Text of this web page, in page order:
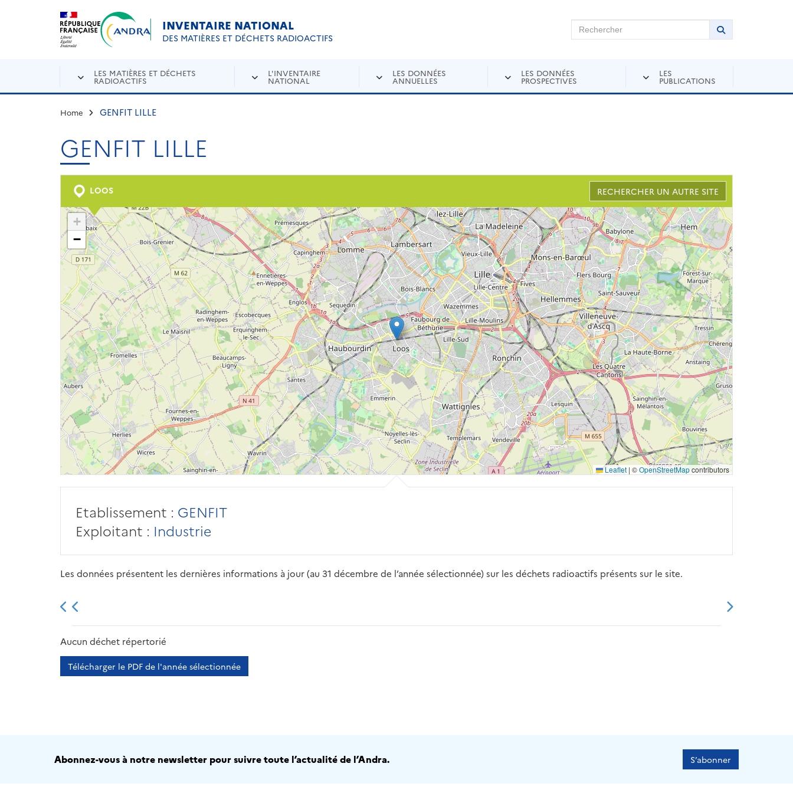
Aller au contenu principal
INVENTAIRE NATIONAL
DES MATIÈRES ET DÉCHETS RADIOACTIFS
Rechercher sur Andra Inventaire Rechercher
Lancer la
LES MATIÈRES ET DÉCHETS
RADIOACTIFS
L'INVENTAIRE
NATIONAL
LES DONNÉES
ANNUELLES
LES DONNÉES
PROSPECTIVES
LES
PUBLICATIONS
Home GENFIT LILLE
GENFIT LILLE
LOOS RECHERCHER UN AUTRE SITE
+
−
Leaflet | ©OpenStreetMapcontributors
Etablissement : GENFIT
Exploitant : Industrie
Les données présentent les dernières informations à jour (au 31 décembre de l’année sélectionnée) sur les déchets radioactifs présents sur le site.
2013 2014
Aucun déchet répertorié
Télécharger le PDF de l'année sélectionnée
Abonnez-vous à notre newsletter pour suivre toute l’actualité de l’Andra. S’abonner